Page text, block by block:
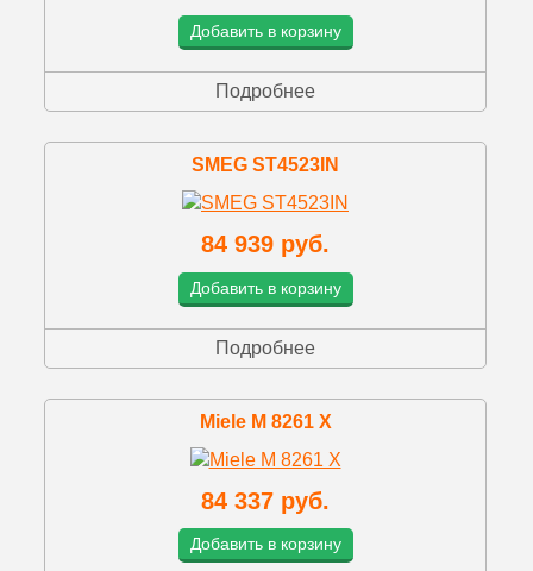
Добавить в корзину
Подробнее
SMEG ST4523IN
84 939 руб.
Добавить в корзину
Подробнее
Miele M 8261 X
84 337 руб.
Добавить в корзину